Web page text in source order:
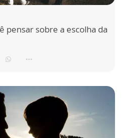
pensar sobre a escolha da